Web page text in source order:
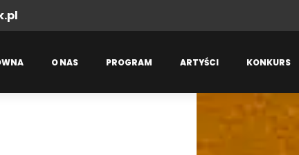
O NAS PROGRAM ARTYŚCI KONKURS